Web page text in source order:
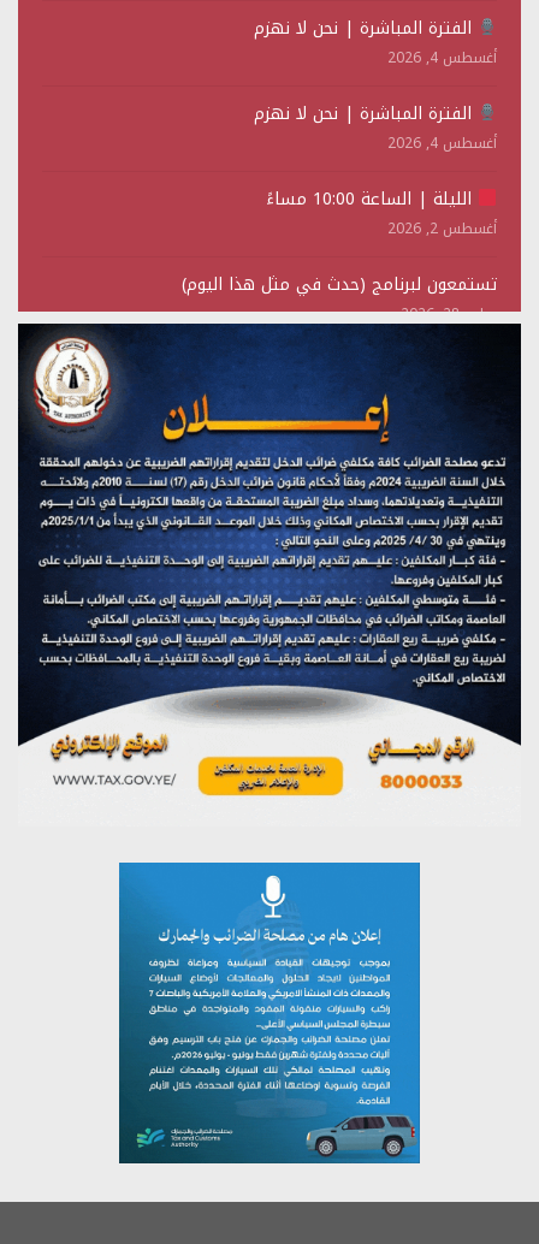
الفترة المباشرة | نحن لا نهزم
أغسطس 4, 2026
الفترة المباشرة | نحن لا نهزم
أغسطس 4, 2026
الليلة | الساعة 10:00 مساءً
أغسطس 2, 2026
تستمعون لبرنامج (حدث في مثل هذا اليوم)
يوليو 28, 2026
(نحن لا نهزم) بث مباشر
تستمعون لبرنامج (هندسة الوهم)
يوليو 28, 2026
مؤتمر صحفي لمركز عين الإنسانية حول جرائم تحالف العدوان
على اليمن
يوليو 27, 2026
تستمعون لبرنامج (مع السيد القائد)
يوليو 26, 2026